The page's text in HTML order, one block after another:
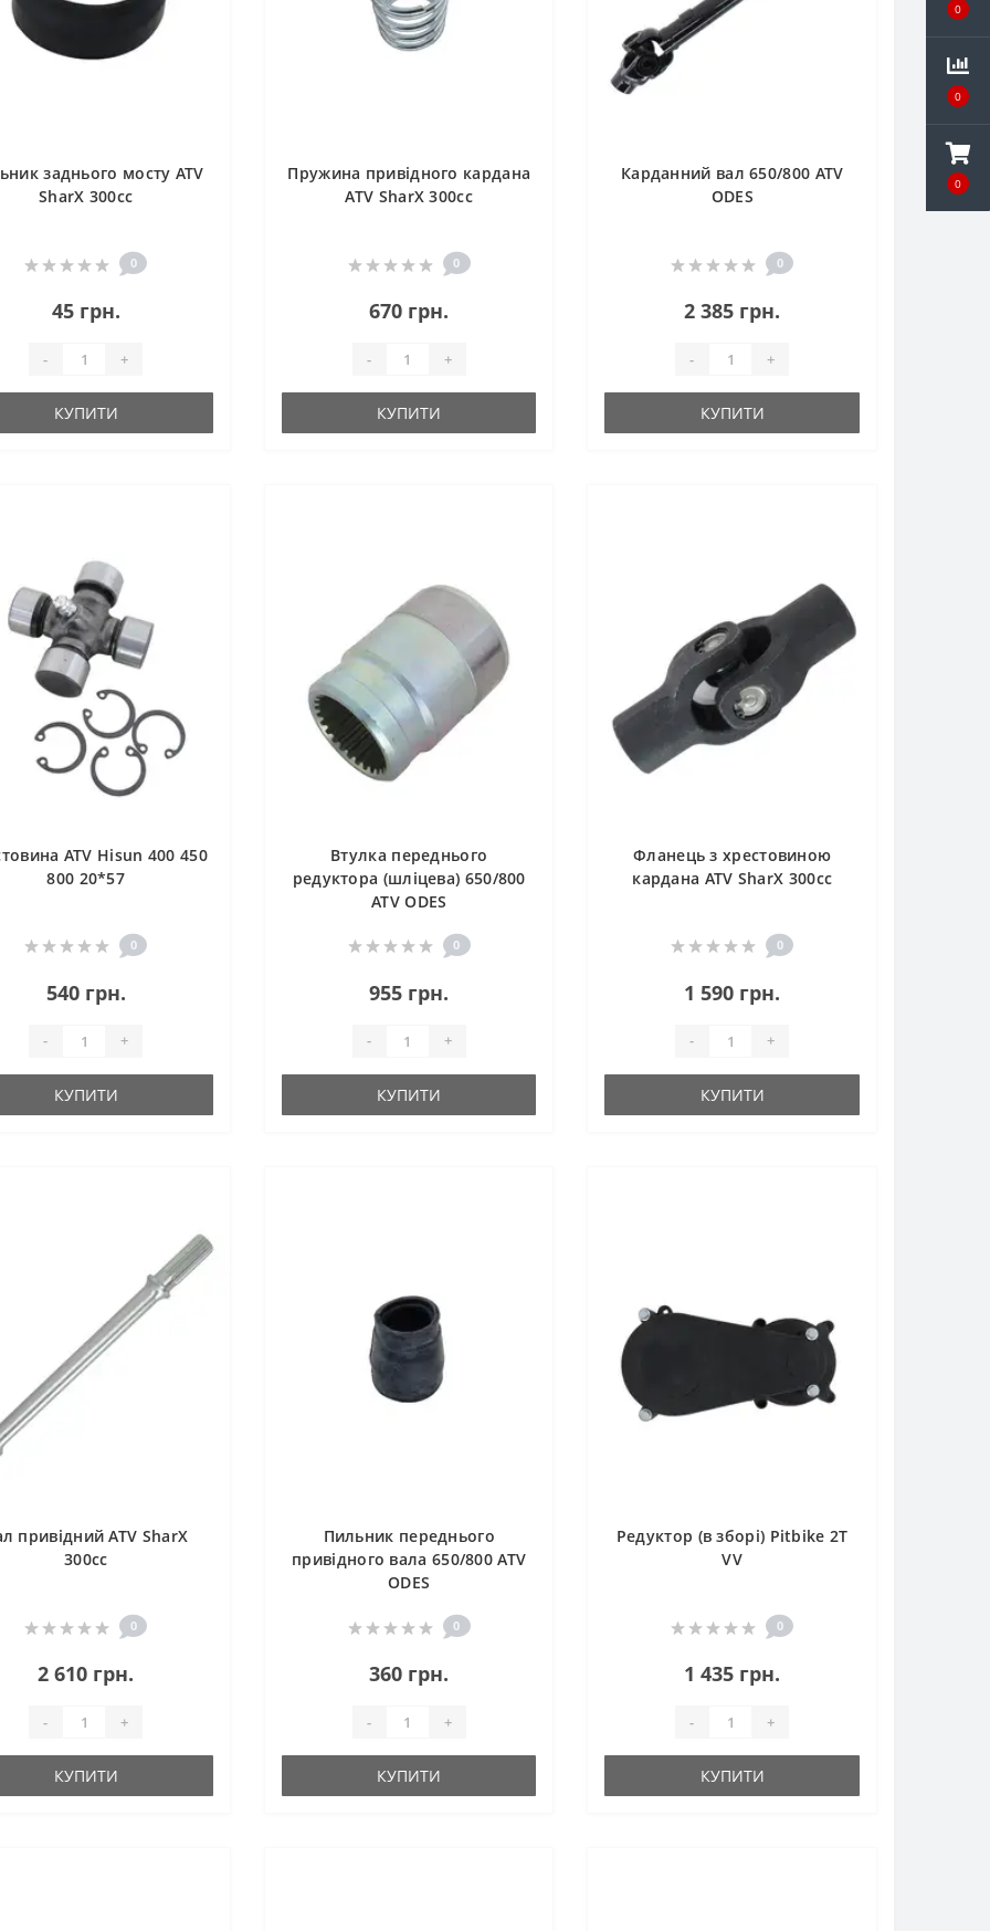
0
0
0
заднього мосту ATV
SharX 300сс
0
45 грн.
- +
КУПИТИ
Пружина привідного кардана
ATV SharX 300сс
0
670 грн.
- +
КУПИТИ
Карданний вал 650/800 ATV
ODES
0
2 385 грн.
- +
КУПИТИ
ATV Hisun 400 450
800 20*57
0
540 грн.
- +
КУПИТИ
Втулка переднього
редуктора (шліцева) 650/800
ATV ODES
0
955 грн.
- +
КУПИТИ
Фланець з хрестовиною
кардана ATV SharX 300сс
0
1 590 грн.
- +
КУПИТИ
привідний ATV SharX
300сс
0
2 610 грн.
- +
КУПИТИ
Пильник переднього
привідного вала 650/800 ATV
ODES
0
360 грн.
- +
КУПИТИ
Редуктор (в зборі) Pitbike 2T
VV
0
1 435 грн.
- +
КУПИТИ